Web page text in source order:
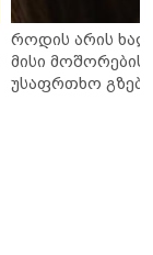
როდის არის
მისი მოშორების
უსაფრთხო გზები